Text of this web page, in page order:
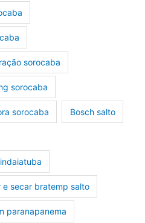
sorocaba
sorocaba
sorocaba Bosch salto
secar bratemp salto
paranapanema